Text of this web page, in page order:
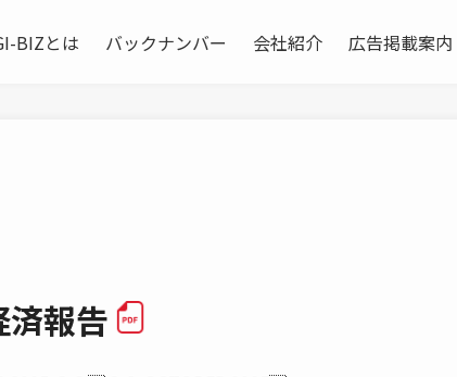
BIZとは バックナンバー 会社紹介 広告掲載案内
済報告